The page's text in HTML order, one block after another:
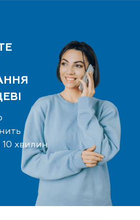
хвилин